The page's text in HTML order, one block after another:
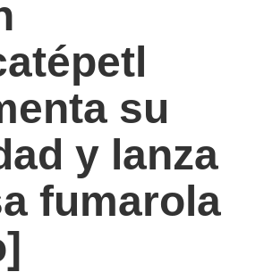
su
y lanza
fumarola